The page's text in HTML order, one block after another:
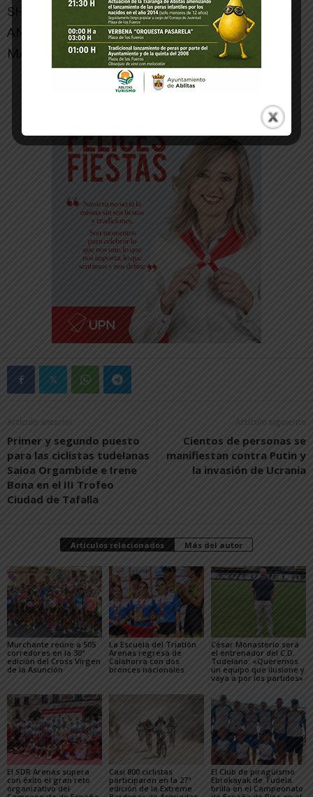
SHEILA LORENTE ????
ANE MAEZTU 6º
MARTA ORIZALES 11º
-- Publicidad --
Artículo anterior
Primer y segundo puesto
para las ciclistas tudelanas
Saioa Orgambide e Irene
Bona en el III Trofeo
Ciudad de Tafalla
Artículo siguiente
Cientos de personas se
manifiestan contra Putin y
la invasión de Ucrania
Artículos relacionados Más del autor
Murchante reúne a 505
corredores en la 30ª
edición del Cross Virgen
de la Asunción
La Escuela del Triatlón
Arenas regresa de
Calahorra con dos
bronces nacionales
César Monasterio será
el entrenador del C.D.
Tudelano: «Queremos
un equipo que ilusione y
vaya a por los partidos»
El SDR Arenas supera
con éxito el gran reto
organizativo del
Casi 800 ciclistas
participaron en la 27ª
edición de la Extreme
El Club de piragüismo
Ebrokayak de Tudela
brilla en el Campeonato